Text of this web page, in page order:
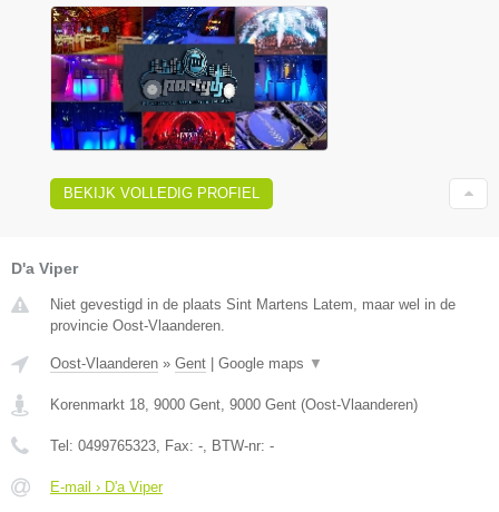
BEKIJK VOLLEDIG PROFIEL
D'a Viper
Niet gevestigd in de plaats Sint Martens Latem, maar wel in de
provincie Oost-Vlaanderen.
Oost-Vlaanderen » Gent Google maps ▼
Korenmarkt 18, 9000 Gent, 9000 Gent (Oost-Vlaanderen)
Tel: 0499765323, Fax: -, BTW-nr: -
E-mail › D'a Viper